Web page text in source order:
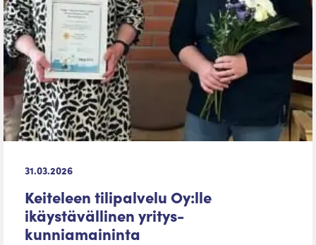
31.03.2026
Keiteleen tilipalvelu Oy:lle
ikäystävällinen yritys-
kunniamaininta